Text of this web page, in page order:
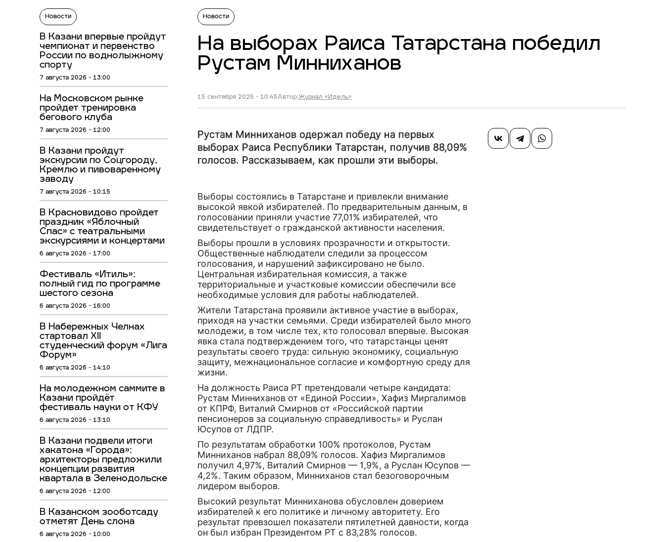
Новости
В Казани впервые пройдут
чемпионат и первенство
России по воднолыжному
спорту
7 августа 2026 - 13:00
На Московском рынке
пройдет тренировка
бегового клуба
7 августа 2026 - 12:00
В Казани пройдут
экскурсии по Соцгороду,
Кремлю и пивоваренному
заводу
7 августа 2026 - 10:15
В Красновидово пройдет
праздник «Яблочный
Спас» с театральными
экскурсиями и концертами
6 августа 2026 - 17:00
Фестиваль «Итиль»:
полный гид по программе
шестого сезона
6 августа 2026 - 16:00
В Набережных Челнах
стартовал XII
студенческий форум «Лига
Форум»
6 августа 2026 - 14:10
На молодежном саммите в
Казани пройдёт
фестиваль науки от КФУ
6 августа 2026 - 13:10
В Казани подвели итоги
хакатона «Города»:
архитекторы предложили
концепции развития
квартала в Зеленодольске
6 августа 2026 - 12:00
В Казанском зооботсаду
отметят День слона
6 августа 2026 - 10:00
Новости
На выборах Раиса Татарстана победил
Рустам Минниханов
15 сентября 2025 - 10:45Автор:Журнал «Идель»
Рустам Минниханов одержал победу на первых
выборах Раиса Республики Татарстан, получив 88,09%
голосов. Рассказываем, как прошли эти выборы.
Выборы состоялись в Татарстане и привлекли внимание
высокой явкой избирателей. По предварительным данным, в
голосовании приняли участие 77,01% избирателей, что
свидетельствует о гражданской активности населения.
Выборы прошли в условиях прозрачности и открытости.
Общественные наблюдатели следили за процессом
голосования, и нарушений зафиксировано не было.
Центральная избирательная комиссия, а также
территориальные и участковые комиссии обеспечили все
необходимые условия для работы наблюдателей.
Жители Татарстана проявили активное участие в выборах,
приходя на участки семьями. Среди избирателей было много
молодежи, в том числе тех, кто голосовал впервые. Высокая
явка стала подтверждением того, что татарстанцы ценят
результаты своего труда: сильную экономику, социальную
защиту, межнациональное согласие и комфортную среду для
жизни.
На должность Раиса РТ претендовали четыре кандидата:
Рустам Минниханов от «Единой России», Хафиз Миргалимов
от КПРФ, Виталий Смирнов от «Российской партии
пенсионеров за социальную справедливость» и Руслан
Юсупов от ЛДПР.
По результатам обработки 100% протоколов, Рустам
Минниханов набрал 88,09% голосов. Хафиз Миргалимов
получил 4,97%, Виталий Смирнов — 1,9%, а Руслан Юсупов —
4,2%. Таким образом, Минниханов стал безоговорочным
лидером выборов.
Высокий результат Минниханова обусловлен доверием
избирателей к его политике и личному авторитету. Его
результат превзошел показатели пятилетней давности, когда
он был избран Президентом РТ с 83,28% голосов.